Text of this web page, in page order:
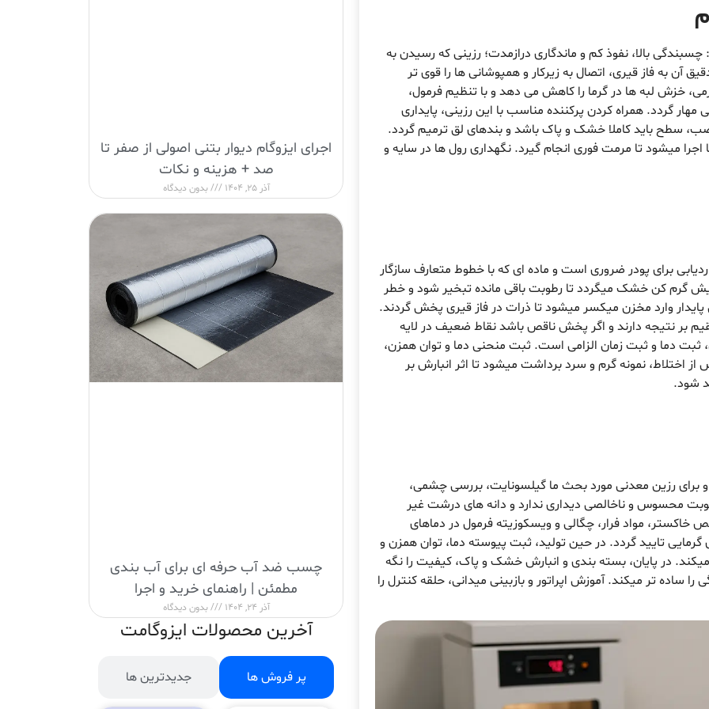
بالا، نفوذ کم و ماندگاری درازمدت؛ رزینی که رسیدن به
آن به فاز قیری، اتصال به زیرکار و همپوشانی ها را قوی تر
خزش لبه ها در گرما را کاهش می دهد و با تنظیم فرمول،
گردد. همراه کردن پرکننده مناسب با این رزینی، پایداری
سطح باید کاملا خشک و پاک باشد و بندهای لق ترمیم گردد.
میشود تا مرمت فوری انجام گیرد. نگهداری رول ها در سایه و
برای پودر ضروری است و ماده ای که با خطوط متعارف سازگار
گرم کن خشک میگردد تا رطوبت باقی مانده تبخیر شود و خطر
وارد مخزن میکسر میشود تا ذرات در فاز قیری پخش گردند.
بر نتیجه دارند و اگر پخش ناقص باشد نقاط ضعیف در لایه
ثبت دما و ثبت زمان الزامی است. ثبت منحنی دما و توان همزن،
اختلاط، نمونه گرم و سرد برداشت میشود تا اثر انبارش بر
شود.
برای رزین معدنی مورد بحث ما گیلسونایت، بررسی چشمی،
محسوس و ناخالصی دیداری ندارد و دانه های درشت غیر
مواد فرار، چگالی و ویسکوزیته فرمول در دماهای
گرمایی تایید گردد. در حین تولید، ثبت پیوسته دما، توان همزن و
در پایان، بسته بندی و انبارش خشک و پاک، کیفیت را نگه
ساده تر میکند. آموزش اپراتور و بازبینی میدانی، حلقه کنترل را
اجرای ایزوگام دیوار بتنی اصولی از صفر تا
صد + هزینه و نکات
آذر 25, 1404 بدون دیدگاه
چسب ضد آب حرفه ای برای آب بندی
مطمئن | راهنمای خرید و اجرا
آذر 24, 1404 بدون دیدگاه
آخرین محصولات ایزوگامت
پر فروش ها جدیدترین ها